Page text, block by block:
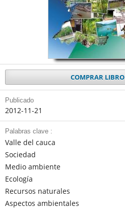
COMPRAR LIBRO
Publicado
2012-11-21
Palabras clave :
Valle del cauca
Sociedad
Medio ambiente
Ecología
Recursos naturales
Aspectos ambientales